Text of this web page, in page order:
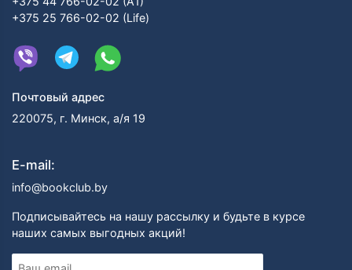
+375 25 766-02-02 (Life)
Почтовый адрес
220075, г. Минск, а/я 19
E-mail:
info@bookclub.by
Подписывайтесь на нашу рассылку и будьте в курсе
наших самых выгодных акций!